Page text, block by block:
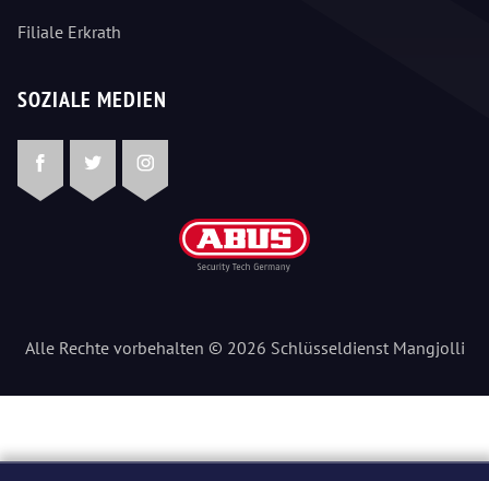
Filiale Erkrath
SOZIALE MEDIEN
FacebookTwitterInstagram
Alle Rechte vorbehalten © 2026 Schlüsseldienst Mangjolli